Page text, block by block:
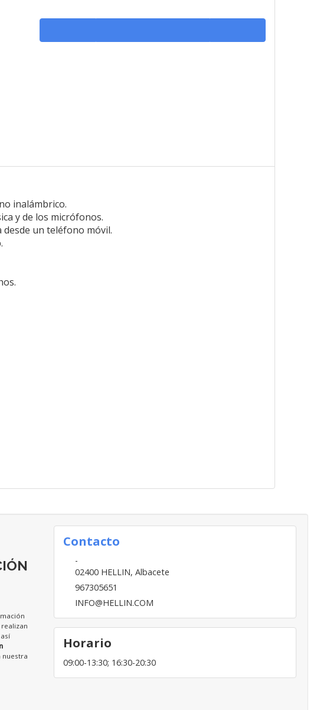
inalámbrico.
y de los micrófonos.
un teléfono móvil.
realizan
nuestra
Contacto
-
02400 HELLIN, Albacete
967305651
INFO@HELLIN.COM
Horario
09:00-13:30; 16:30-20:30